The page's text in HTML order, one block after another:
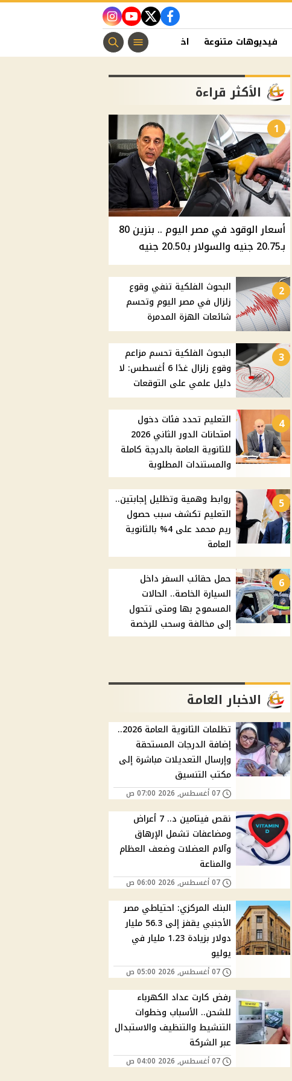
facebook
twitter
youtube
instagram
فيديوهات متنوعة اخبار الفن منوعات مسيحية
الأكثر قراءة
1
أسعار الوقود في مصر اليوم .. بنزين 80
بـ20.75 جنيه والسولار بـ20.50 جنيه
2
البحوث الفلكية تنفي وقوع
زلزال في مصر اليوم وتحسم
شائعات الهزة المدمرة
3
البحوث الفلكية تحسم مزاعم
وقوع زلزال غدًا 6 أغسطس: لا
دليل علمي على التوقعات
4
التعليم تحدد فئات دخول
امتحانات الدور الثاني 2026
للثانوية العامة بالدرجة كاملة
والمستندات المطلوبة
5
روابط وهمية وتظليل إجابتين..
التعليم تكشف سبب حصول
ريم محمد على 4% بالثانوية
العامة
6
حمل حقائب السفر داخل
السيارة الخاصة.. الحالات
المسموح بها ومتى تتحول
إلى مخالفة وسحب للرخصة
الاخبار العامة
تظلمات الثانوية العامة 2026..
إضافة الدرجات المستحقة
وإرسال التعديلات مباشرة إلى
مكتب التنسيق
07 أغسطس, 2026 07:00 ص
نقص فيتامين د.. 7 أعراض
ومضاعفات تشمل الإرهاق
وآلام العضلات وضعف العظام
والمناعة
07 أغسطس, 2026 06:00 ص
البنك المركزي: احتياطي مصر
الأجنبي يقفز إلى 56.3 مليار
دولار بزيادة 1.23 مليار في
يوليو
07 أغسطس, 2026 05:00 ص
رفض كارت عداد الكهرباء
للشحن.. الأسباب وخطوات
التنشيط والتنظيف والاستبدال
عبر الشركة
07 أغسطس, 2026 04:00 ص